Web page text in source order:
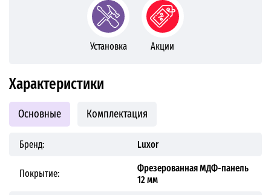
Установка Акции
Характеристики
Основные Комплектация
Бренд: Luxor
Покрытие:
Фрезерованная МДФ-панель
12 мм